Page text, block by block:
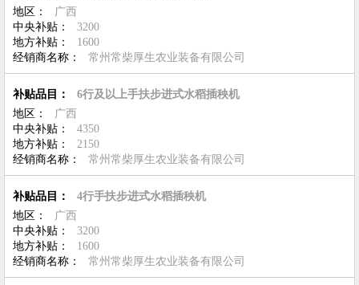
地区：
广西
中央补贴：
3200
地方补贴：
1600
经销商名称：
常州常柴厚生农业装备有限公司
补贴品目：
6行及以上手扶步进式水稻插秧机
地区：
广西
中央补贴：
4350
地方补贴：
2150
经销商名称：
常州常柴厚生农业装备有限公司
补贴品目：
4行手扶步进式水稻插秧机
地区：
广西
中央补贴：
3200
地方补贴：
1600
经销商名称：
常州常柴厚生农业装备有限公司